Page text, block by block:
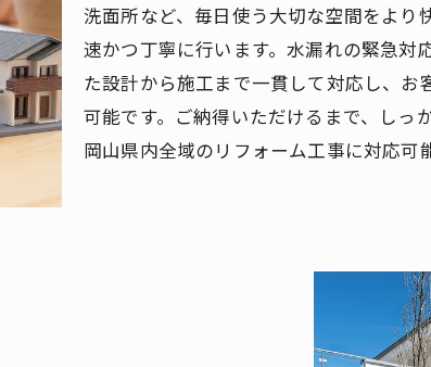
洗面所など、毎日使う大切な空間をよ
速かつ丁寧に行います。水漏れの緊急
た設計から施工まで一貫して対応し、
可能です。ご納得いただけるまで、しっ
岡山県内全域のリフォーム工事に対応可